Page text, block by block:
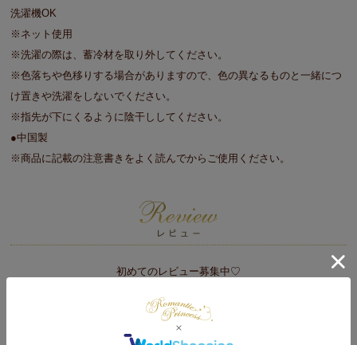
洗濯機OK
※ネット使用
※洗濯の際は、蓄冷材を取り外してください。
※色落ちや色移りする場合がありますので、色の異なるものと一緒につ
け置きや洗濯をしないでください。
※指先が下にくるように陰干ししてください。
●中国製
※商品に記載の注意書きをよく読んでからご使用ください。
初めてのレビュー募集中♡
レビューをかく